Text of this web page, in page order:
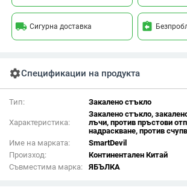
local_shipping Сигурна доставка assignment_return
settingsСпецификации на продукта
Тип: Закалено стъкло
Характеристика:
Закалено стъкло,
лъчи, против пръстови
надраскване, против
Име на марката:
SmartDevil
Произход:
Континентален Китай
Съвместима марка:
ЯБЪЛКА